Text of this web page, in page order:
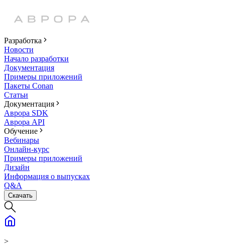
Разработка
Новости
Начало разработки
Документация
Примеры приложений
Пакеты Conan
Статьи
Документация
Аврора SDK
Аврора API
Обучение
Вебинары
Онлайн-курс
Примеры приложений
Дизайн
Информация о выпусках
Q&A
Скачать
>